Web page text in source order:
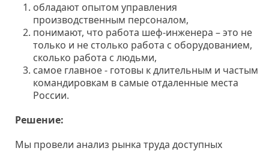
обладают опытом управления
производственным персоналом,
понимают, что работа шеф-инженера – это не
только и не столько работа с оборудованием,
сколько работа с людьми,
самое главное - готовы к длительным и частым
командировкам в самые отдаленные места
России.
Решение:
Мы провели анализ рынка труда доступных